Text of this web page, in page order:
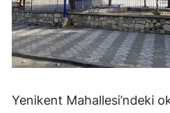
Yenikent Mahallesi’ndeki